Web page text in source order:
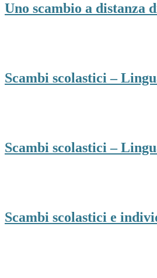
Uno scambio a distanza
Scambi scolastici –
Scambi scolastici –
Scambi scolastici e